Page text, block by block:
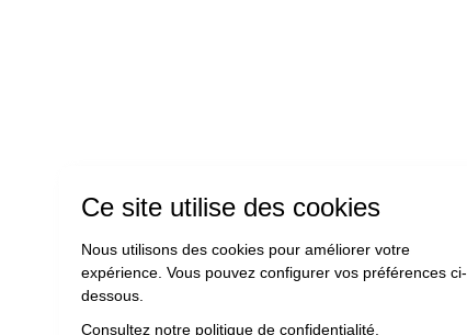
Ce site utilise des cookies
Nous utilisons des cookies pour améliorer votre
expérience. Vous pouvez configurer vos préférences ci-
dessous.
Consultez notre politique de confidentialité.